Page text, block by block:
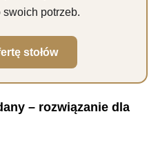
swoich potrzeb.
stołów
– rozwiązanie dla